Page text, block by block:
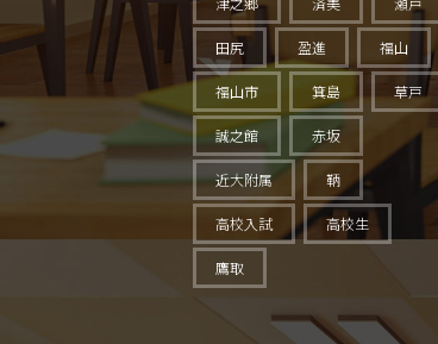
田尻 盈進 福山
福山市 箕島 草戸
誠之館 赤坂
近大附属 鞆
高校入試 高校生
鷹取